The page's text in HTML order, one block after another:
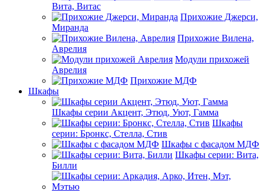
Вита, Витас
Прихожие Джерси,
Миранда
Прихожие Вилена,
Аврелия
Модули прихожей
Аврелия
Прихожие МДФ
Шкафы
Шкафы серии Акцент, Этюд, Уют, Гамма
Шкафы
серии: Бронкс, Стелла, Стив
Шкафы с фасадом МДФ
Шкафы серии: Вита,
Билли